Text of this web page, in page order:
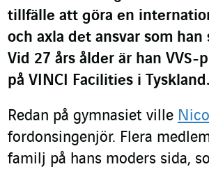
tillfälle att göra en
och axla det ansvar som han
Vid 27 års ålder är han VVS-
på VINCI Facilities i Tyskland.
Redan på gymnasiet ville
fordonsingenjör. Flera
familj på hans moders sida,